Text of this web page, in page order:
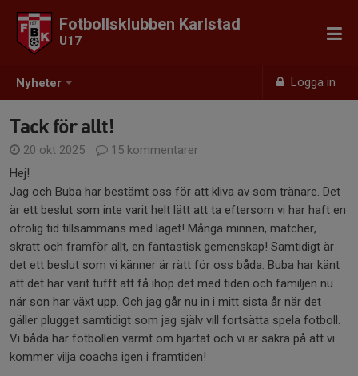
Nyheter Logga in
Fotbollsklubben Karlstad
U17
Tack för allt!
20 okt 2025
15 kommentarer
Hej!
Jag och Buba har bestämt oss för att kliva av som tränare. Det
är ett beslut som inte varit helt lätt att ta eftersom vi har haft en
otrolig tid tillsammans med laget! Många minnen, matcher,
skratt och framför allt, en fantastisk gemenskap! Samtidigt är
det ett beslut som vi känner är rätt för oss båda. Buba har känt
att det har varit tufft att få ihop det med tiden och familjen nu
när son har växt upp. Och jag går nu in i mitt sista år när det
gäller plugget samtidigt som jag själv vill fortsätta spela fotboll.
Vi båda har fotbollen varmt om hjärtat och vi är säkra på att vi
kommer vilja coacha igen i framtiden!